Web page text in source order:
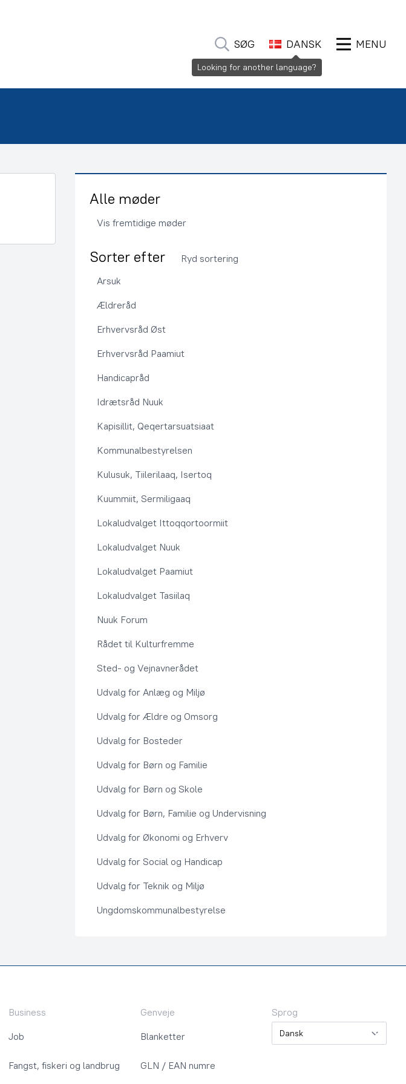
SØG DANSK MENU
Alle møder
Vis fremtidige møder
Sorter efter
Ryd sortering
Arsuk
Ældreråd
Erhvervsråd Øst
Erhvervsråd Paamiut
Handicapråd
Idrætsråd Nuuk
Kapisillit, Qeqertarsuatsiaat
Kommunalbestyrelsen
Kulusuk, Tiilerilaaq, Isertoq
Kuummiit, Sermiligaaq
Lokaludvalget Ittoqqortoormiit
Lokaludvalget Nuuk
Lokaludvalget Paamiut
Lokaludvalget Tasiilaq
Nuuk Forum
Rådet til Kulturfremme
Sted- og Vejnavnerådet
Udvalg for Anlæg og Miljø
Udvalg for Ældre og Omsorg
Udvalg for Bosteder
Udvalg for Børn og Familie
Udvalg for Børn og Skole
Udvalg for Børn, Familie og Undervisning
Udvalg for Økonomi og Erhverv
Udvalg for Social og Handicap
Udvalg for Teknik og Miljø
Ungdomskommunalbestyrelse
Business
Job
Fangst, fiskeri og landbrug
Genveje
Blanketter
GLN / EAN numre
Sprog
Sprog
Looking for another language?